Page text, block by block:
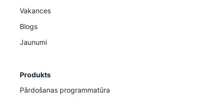
Vakances
Blogs
Jaunumi
Produkts
Pārdošanas programmatūra